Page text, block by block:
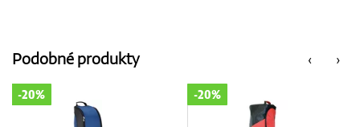
‹
Podobné produkty ›
-20% -20%